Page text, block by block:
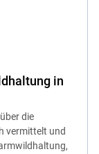
in
die
vermittelt und